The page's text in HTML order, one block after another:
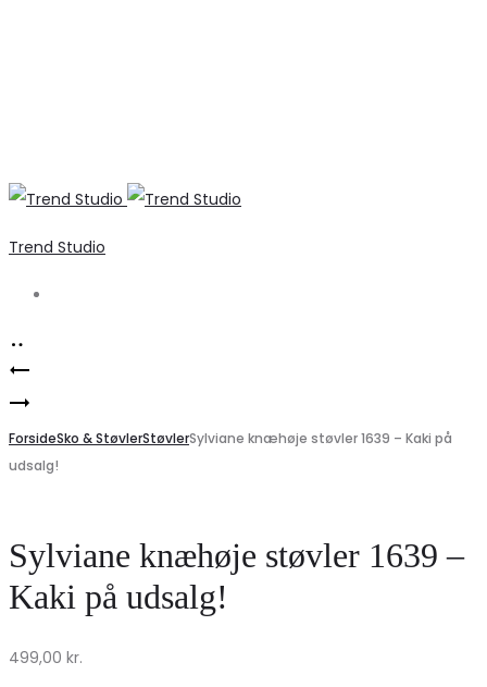
Trend Studio
Product
navigation
Støvler
8148
Uundgåelig
Stil!
B.YOUNG
Sølv
Paillet
Glamour
til
ForsideSko & StøvlerStøvlerSylviane knæhøje støvler 1639 – Kaki på
udsalg!
Sylviane knæhøje støvler 1639 –
Kaki på udsalg!
499,00 kr.